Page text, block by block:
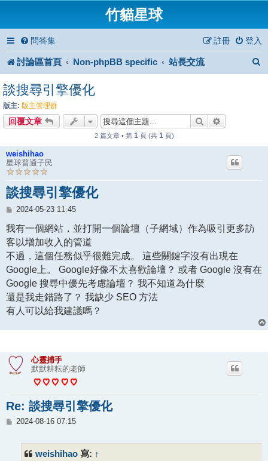
竹貓星球
問答集 登入
註冊
討論區首頁 Non-phpBB specific 站長交流
談搜尋引擎優化
版主: 版主管理群
回覆文章 搜尋
2 篇文章 • 第 1 頁 (共 1 頁)
weishihao
星球普通子民
談搜尋引擎優化
文
2024-05-23 11:45
我有一個網站，並打開一個論壇（子網域）作為吸引更多訪
客以增加收入的管道
不過，這個任務似乎很難完成。 這些關鍵字沒有出現在
Google上。 Google好像不太喜歡論壇？ 或者 Google 沒有在
Google 搜尋中優先考慮論壇？ 我不知道為什麼
還是我走錯路了？ 我缺少 SEO 方法
有人可以給我建議嗎？
心靈捕手
默默耕耘的老師
Re: 談搜尋引擎優化
文
2024-08-16 07:15
weishihao 寫: ↑